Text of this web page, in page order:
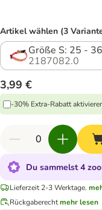
Artikel wählen (3
Größe S: 25 -
2187082.0
3,99 €
-30% Extra-Rabatt
Du sammelst 4
Lieferzeit 2-3 Werktage.
Rückgaberechtmehr lesen